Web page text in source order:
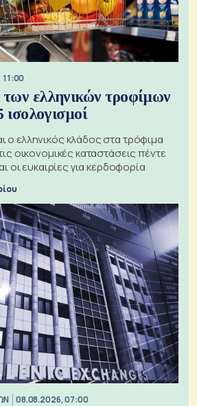
ελληνικών τροφίμων
ισολογισμοί
ελληνικός κλάδος στα τρόφιμα
οικονομικές καταστάσεις πέντε
οι ευκαιρίες για κερδοφορία
08.08.2026, 07:00